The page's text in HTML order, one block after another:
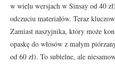
w wielu wersjach w Sinsay od 40
odczuciu materiałów. Teraz
Zamiast naszyjnika, który może
opaskę do włosów z małym
od 60 zł). To subtelne, ale